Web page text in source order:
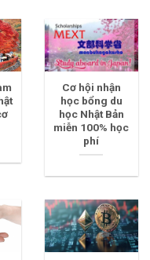
Cơ hội nhận
học bổng du
học Nhật Bản
miễn 100% học
phí